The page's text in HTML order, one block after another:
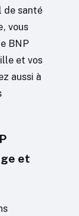
de santé
vous
BNP
et vos
aussi à
et